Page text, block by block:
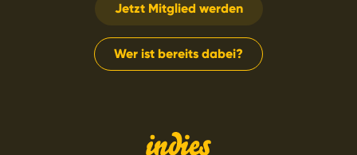
Jetzt Mitglied werden
Wer ist bereits dabei?